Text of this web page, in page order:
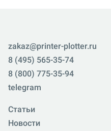
zakaz@printer-plotter.ru
8 (495) 565-35-74
8 (800) 775-35-94
telegram
Статьи
Новости